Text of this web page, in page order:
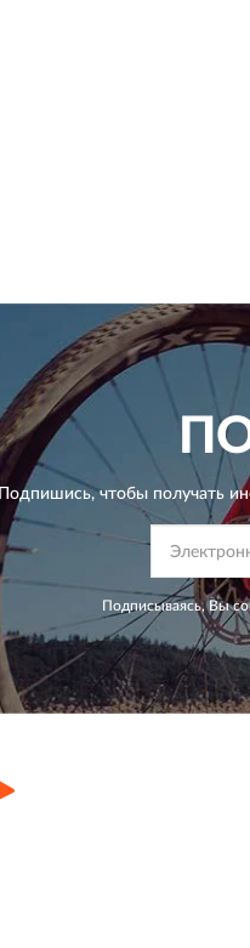
Подпишись, чтобы получать
Подписываясь, Вы